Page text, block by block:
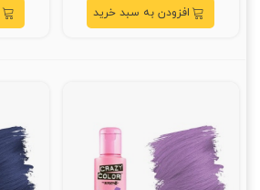
افزودن به سبد خرید